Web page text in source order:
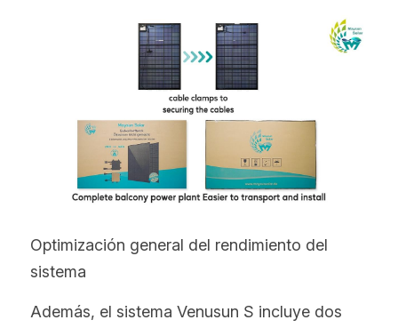
Optimización general del rendimiento del
sistema
Además, el sistema Venusun S incluye dos